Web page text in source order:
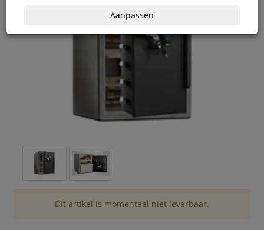
Dit artikel is momenteel niet leverbaar.
Aanpassen